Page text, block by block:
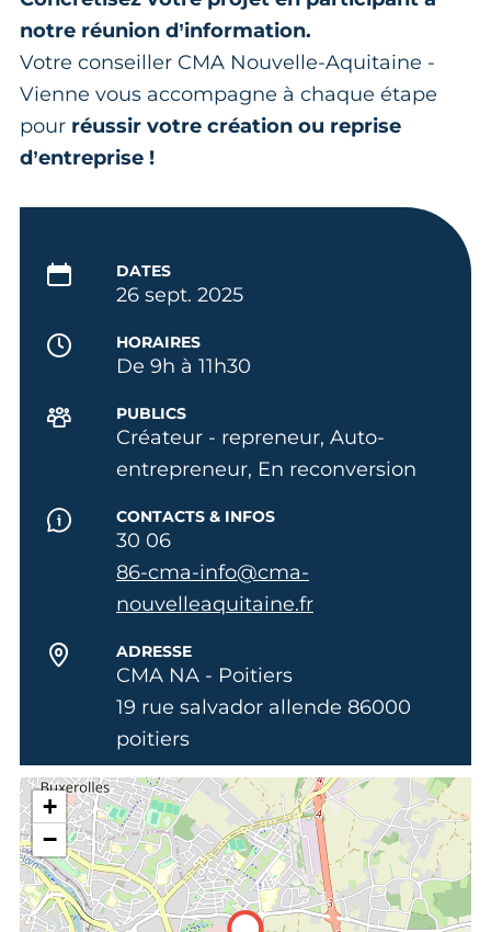
notre réunion d’information.
Votre conseiller CMA Nouvelle-Aquitaine -
Vienne vous accompagne à chaque étape
pour réussir votre création ou reprise
d’entreprise !
DATES
26 sept. 2025
HORAIRES
De 9h à 11h30
PUBLICS
Créateur - repreneur, Auto-
entrepreneur, En reconversion
CONTACTS & INFOS
30 06
86-cma-info@cma-
nouvelleaquitaine.fr
ADRESSE
CMA NA - Poitiers
19 rue salvador allende 86000
poitiers
+
−